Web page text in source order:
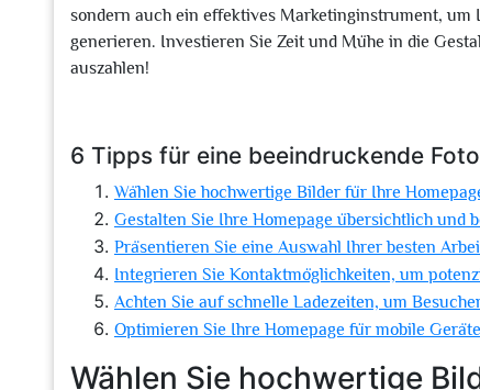
sondern auch ein effektives Marketinginstrument, um
generieren. Investieren Sie Zeit und Mühe in die
auszahlen!
6 Tipps für eine beeindruckende
Wählen Sie hochwertige Bilder für Ihre
Gestalten Sie Ihre Homepage übersichtlich und
Präsentieren Sie eine Auswahl Ihrer besten
Integrieren Sie Kontaktmöglichkeiten, um
Achten Sie auf schnelle Ladezeiten, um
Optimieren Sie Ihre Homepage für mobile
Wählen Sie hochwertige